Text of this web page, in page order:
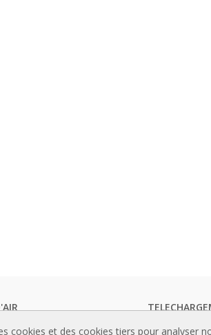
standards
Catalogues de
cookies et des cookies tiers pour analyser